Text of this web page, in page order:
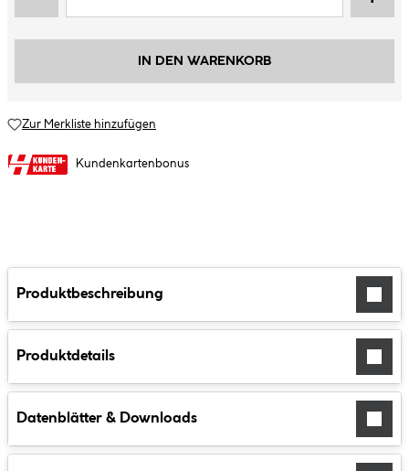
IN DEN WARENKORB
Zur Merkliste hinzufügen
Kundenkartenbonus
Produktbeschreibung
Produktdetails
Datenblätter & Downloads